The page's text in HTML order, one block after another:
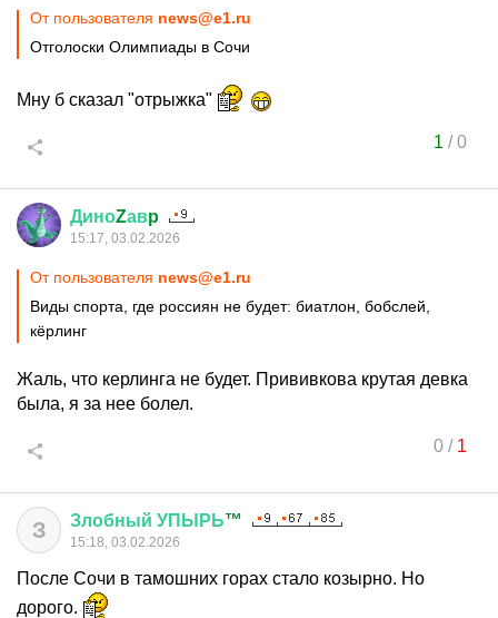
От пользователя news@e1.ru
Отголоски Олимпиады в Сочи
Мну б сказал "отрыжка"
1 /0
ДиноZавp
15:17, 03.02.2026
От пользователя news@e1.ru
Виды спорта, где россиян не будет: биатлон, бобслей,
кёрлинг
Жаль, что керлинга не будет. Прививкова крутая девка
была, я за нее болел.
0/ 1
З Злобный УПЫРЬ™
15:18, 03.02.2026
После Сочи в тамошних горах стало козырно. Но
дорого.